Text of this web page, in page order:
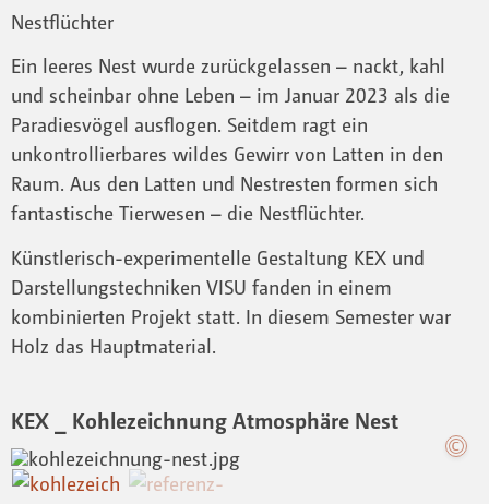
Nestflüchter
Ein leeres Nest wurde zurückgelassen – nackt, kahl
und scheinbar ohne Leben – im Januar 2023 als die
Paradiesvögel ausflogen. Seitdem ragt ein
unkontrollierbares wildes Gewirr von Latten in den
Raum. Aus den Latten und Nestresten formen sich
fantastische Tierwesen – die Nestflüchter.
Künstlerisch-experimentelle Gestaltung KEX und
Darstellungstechniken VISU fanden in einem
kombinierten Projekt statt. In diesem Semester war
Holz das Hauptmaterial.
KEX _ Kohlezeichnung Atmosphäre Nest